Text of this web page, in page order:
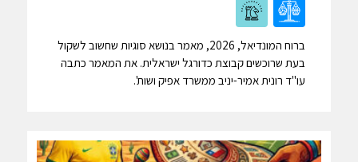
ברוח המונדיאל, 2026, מאמר בנושא סוגיות שחשוב לשקול
בעת שרוכשים קבוצת כדורגל ישראלית. את המאמר כתבה
עו"ד רונית אמיר-יניב ממשרד אפיק ושות'.